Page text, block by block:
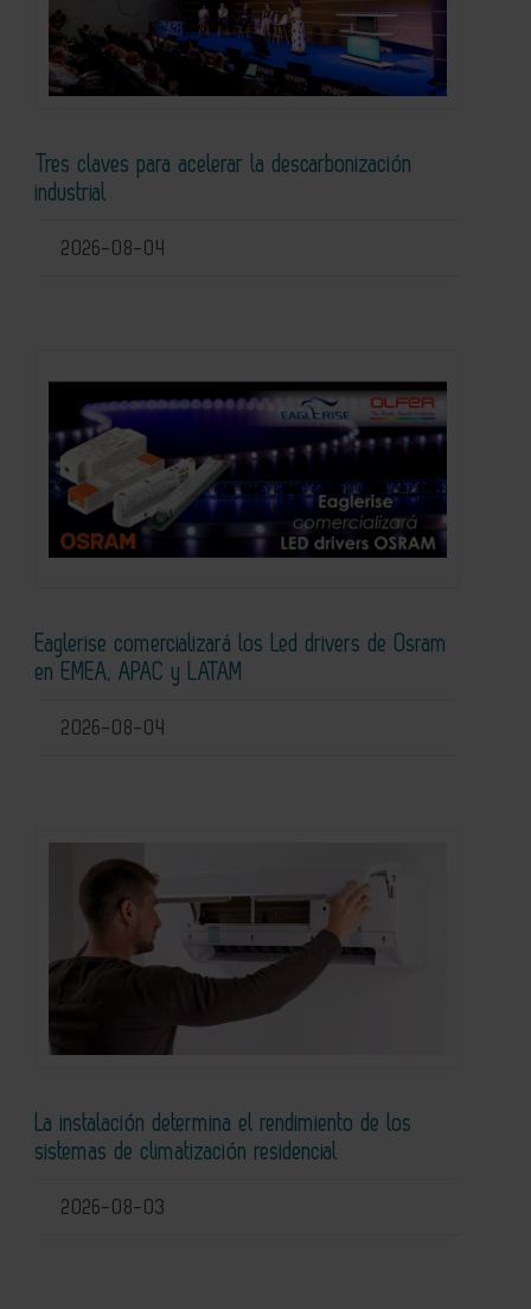
Tres claves para acelerar la descarbonización
industrial
2026-08-04
Eaglerise comercializará los Led drivers de Osram
en EMEA, APAC y LATAM
2026-08-04
La instalación determina el rendimiento de los
sistemas de climatización residencial
2026-08-03